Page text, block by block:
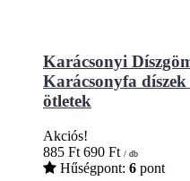
Karácsonyi
Karácsonyfa
ötletek
Akciós!
885 Ft 690 Ft / db
Hűségpont: 6 pont